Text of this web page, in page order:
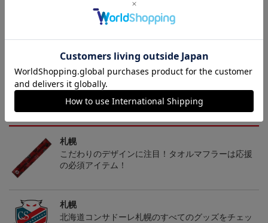
ギフト対応について
トピックス
札幌
こだわりのデザインに注目！タオルマフラーは応援
の必須アイテム！
札幌
北海道コンサドーレ札幌のすべてのグッズをチェッ